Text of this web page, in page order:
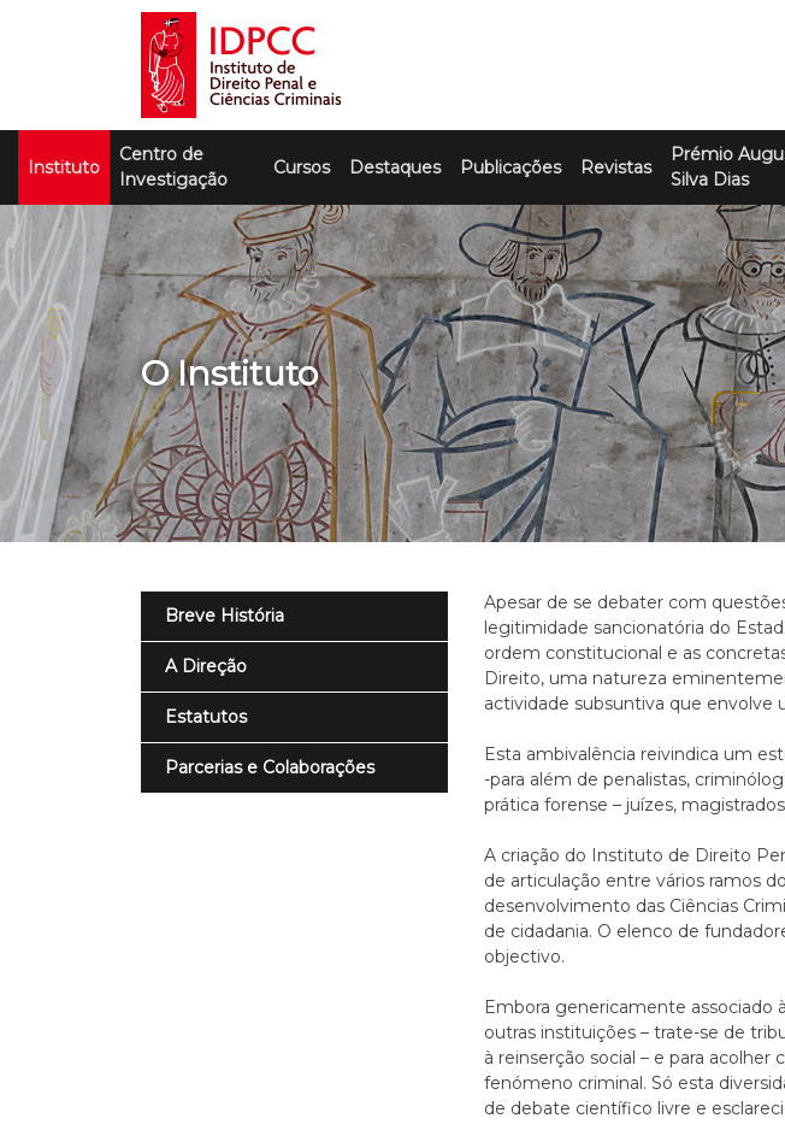
IDPCC
Instituto de Direito Penal e Ciências
Criminais
Instituto
Centro de
Investigação
Cursos Destaques Publicações Revistas
Prémio
Silva Dias
O Instituto
Breve História
A Direção
Estatutos
Parcerias e Colaborações
Apesar de se debater com
legitimidade sancionatória do
ordem constitucional e as
Direito, uma natureza
actividade subsuntiva que envolve
Esta ambivalência reivindica um
-para além de penalistas,
prática forense – juízes,
A criação do Instituto de Direito
de articulação entre vários ramos
desenvolvimento das Ciências
de cidadania. O elenco de
objectivo.
Embora genericamente associado
outras instituições – trate-se de
à reinserção social – e para
fenómeno criminal. Só esta
de debate científico livre e